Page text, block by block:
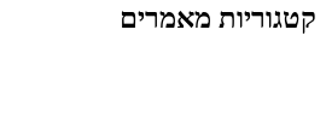
קטגוריות מאמרים